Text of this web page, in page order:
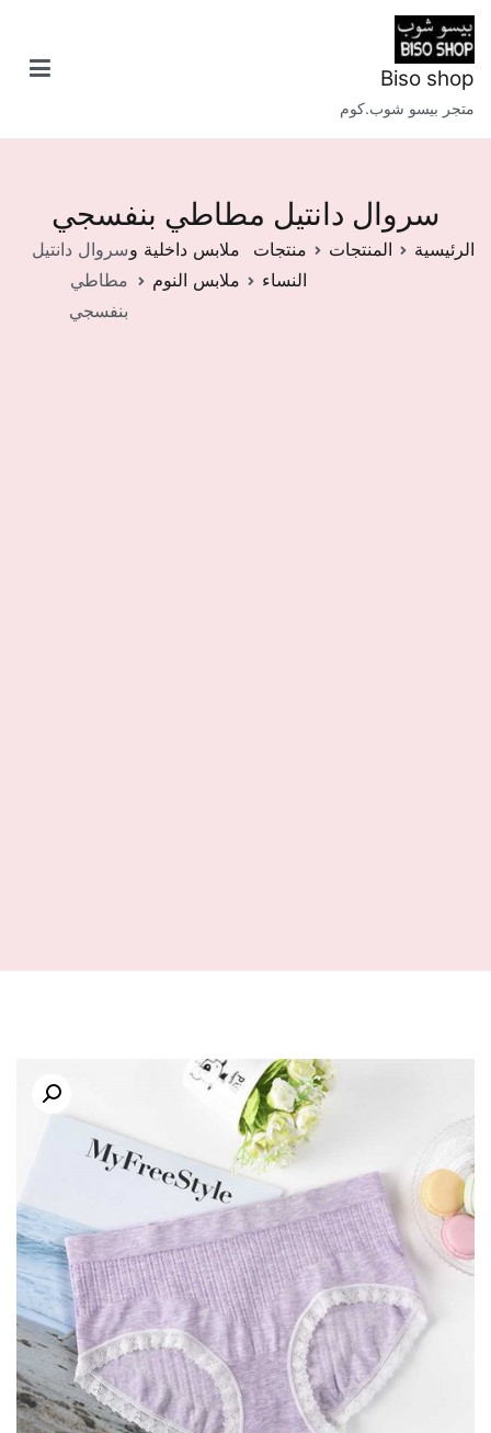
تخطى
إلى
المحتوى
Biso shop
متجر بيسو شوب.كوم
سروال دانتيل مطاطي بنفسجي
الرئيسية المنتجات
منتجات
النساء
ملابس داخلية و
ملابس النوم
سروال دانتيل
مطاطي
بنفسجي